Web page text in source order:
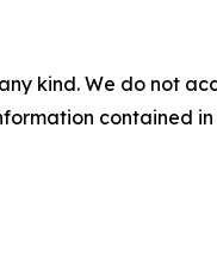
kind. We do not
contained